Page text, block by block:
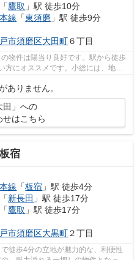
「鷹取 」駅 徒歩10分
線 「東須磨 」駅 徒歩9分
市須磨区大田町６丁目
物件は陽当り良好です。駅から徒歩
にオススメです。小総には、地域
...
ありません。
田」への
せはこちら
宿
線 「板宿 」駅 徒歩4分
「新長田 」駅 徒歩17分
「鷹取 」駅 徒歩17分
市須磨区大黒町２丁目
徒歩4分の立地が魅力的な、利便性